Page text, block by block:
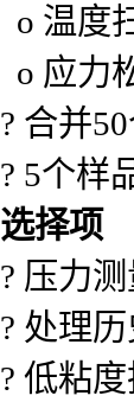
o 温度
o 应力
? 合并
? 5个样
选择项
? 压力
? 处理
? 低粘